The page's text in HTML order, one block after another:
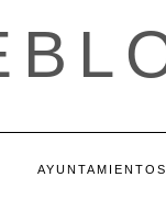
AYUNTAMIENTOS